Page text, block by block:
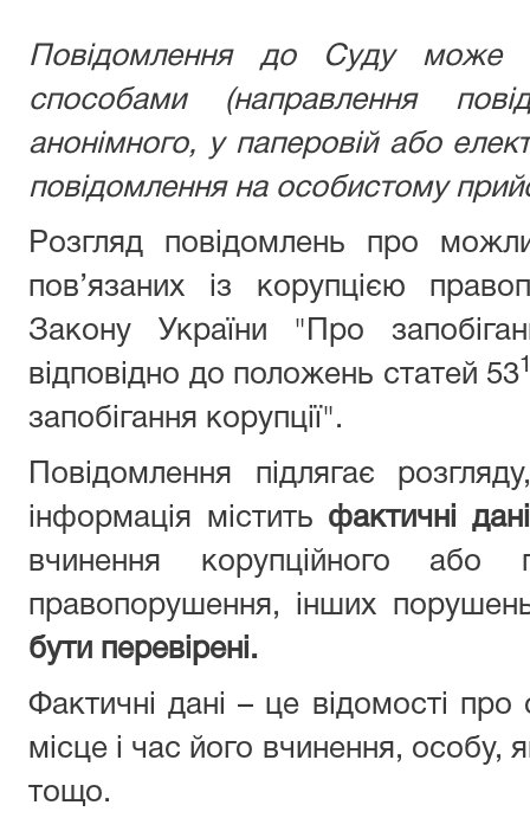
Повідомлення до Суду може
способами (направлення
анонімного, у паперовій або
повідомлення на особистому
Розгляд повідомлень про
пов’язаних із корупцією
Закону України "Про
відповідно до положень статей 53
запобігання корупції".
Повідомлення підлягає
інформація містить фактичні
вчинення корупційного або
правопорушення, інших
бути перевірені.
Фактичні дані – це відомості
місце і час його вчинення,
тощо.